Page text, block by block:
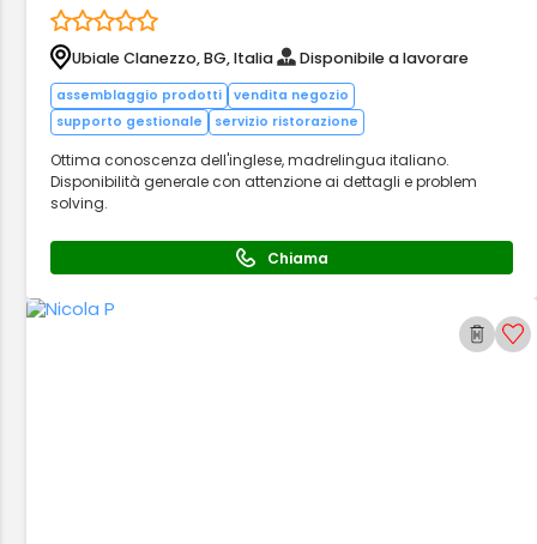
Ubiale Clanezzo, BG, Italia Disponibile a lavorare
assemblaggio prodotti
vendita negozio
supporto gestionale
servizio ristorazione
Ottima conoscenza dell'inglese, madrelingua italiano.
Disponibilità generale con attenzione ai dettagli e problem
solving.
Chiama